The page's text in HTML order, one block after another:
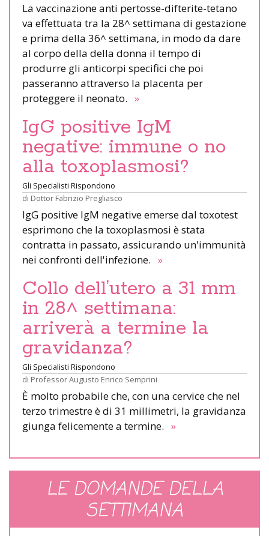
La vaccinazione anti pertosse-difterite-tetano
va effettuata tra la 28^ settimana di gestazione
e prima della 36^ settimana, in modo da dare
al corpo della della donna il tempo di
produrre gli anticorpi specifici che poi
passeranno attraverso la placenta per
proteggere il neonato. »
IgG positive IgM
negative: immune o no
alla toxoplasmosi?
Gli Specialisti Rispondono
di Dottor Fabrizio Pregliasco
IgG positive IgM negative emerse dal toxotest
esprimono che la toxoplasmosi è stata
contratta in passato, assicurando un'immunità
nei confronti dell'infezione. »
Collo dell’utero a 31 mm
in 28^ settimana:
arriverà a termine la
gravidanza?
Gli Specialisti Rispondono
di Professor Augusto Enrico Semprini
È molto probabile che, con una cervice che nel
terzo trimestre è di 31 millimetri, la gravidanza
giunga felicemente a termine. »
LE DOMANDE DELLA
SETTIMANA